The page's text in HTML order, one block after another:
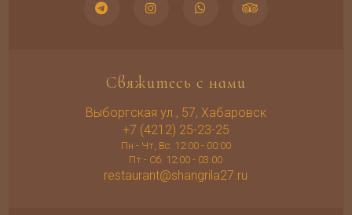
Свяжитесь с нами
Выборгская ул., 57, Хабаровск
+7 (4212) 25-23-25
Пн - Чт, Вс: 12:00 - 00:00
Пт - Сб: 12:00 - 03:00
restaurant@shangrila27.ru